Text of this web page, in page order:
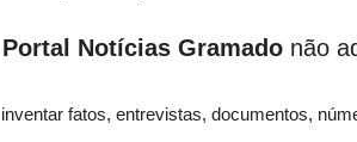
Portal Notícias Gramado não
inventar fatos, entrevistas, documentos,